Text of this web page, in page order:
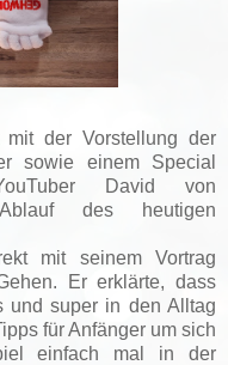
der Vorstellung der
sowie einem Special
David von
des heutigen
mit seinem Vortrag
Er erklärte, dass
und super in den Alltag
für Anfänger um sich
einfach mal in der